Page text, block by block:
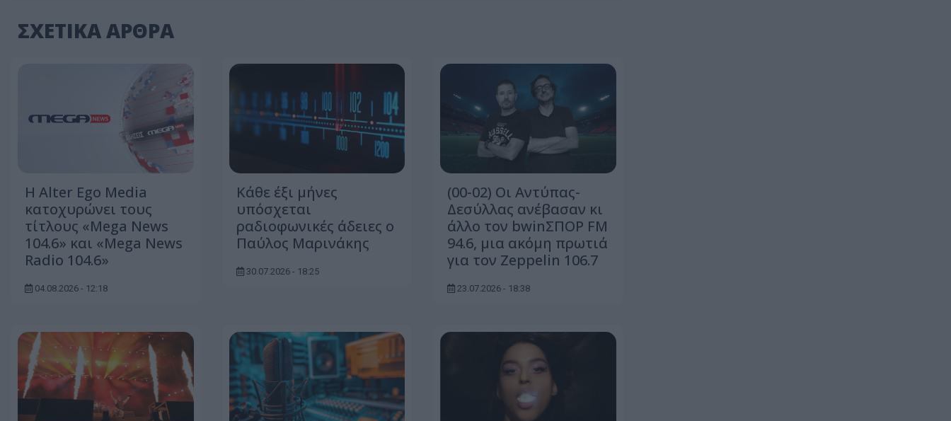
ΣΧΕΤΙΚΑ ΑΡΘΡΑ
Η Alter Ego Media
κατοχυρώνει τους
τίτλους «Mega News
104.6» και «Mega News
Radio 104.6»
04.08.2026 - 12:18
Κάθε έξι μήνες
υπόσχεται
ραδιοφωνικές άδειες ο
Παύλος Μαρινάκης
30.07.2026 - 18:25
(00-02) Οι Αντύπας-
Δεσύλλας ανέβασαν κι
άλλο τον bwinΣΠΟΡ FM
94.6, μια ακόμη πρωτιά
για τον Zeppelin 106.7
23.07.2026 - 18:38